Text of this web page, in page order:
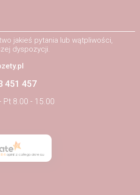
jakieś pytania lub wątpliwości,
dyspozycji.
451 457
Pt 8.00 - 15.00
opinii z całego okresu